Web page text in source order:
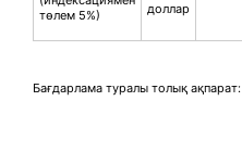
төлем 5%)
доллар
Бағдарлама туралы толық ақпарат: